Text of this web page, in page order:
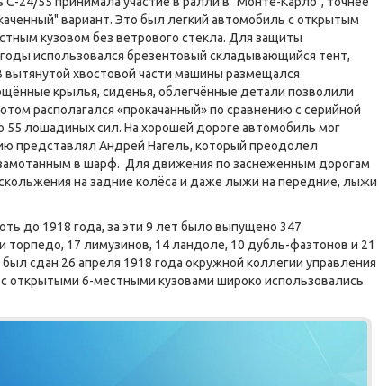
вариант. Это был легкий автомобиль с открытым
кузовом без ветрового стекла. Для защиты
использовался брезентовый складывающийся тент,
хвостовой части машины размещался
крылья, сиденья, облегчённые детали позволили
располагался «прокачанный» по сравнению с серийной
лошадиных сил. На хорошей дороге автомобиль мог
представлял Андрей Нагель, который преодолел
замотанным в шарф. Для движения по заснеженным дорогам
на задние колёса и даже лыжи на передние, лыжи
до 1918 года, за эти 9 лет было выпущено 347
торпедо, 17 лимузинов, 14 ландоле, 10 дубль-фаэтонов и 21
сдан 26 апреля 1918 года окружной коллегии управления
6-местными кузовами широко использовались